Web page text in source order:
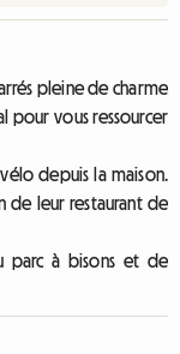
pleine de charme
pour vous ressourcer
depuis la maison.
de leur restaurant de
parc à bisons et de